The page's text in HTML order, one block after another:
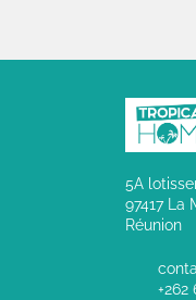
5A
97417 La
Réunion
+262